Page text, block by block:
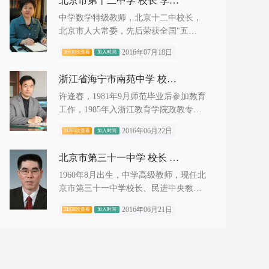
中学数学特级教师，北京十二中校长，
北京市人大常委，先后荣获全国"五
国"三八"红旗奖...
36618次查看 加入时间 2016年07月18日
浙江省海宁市南苑中学 校长 许逢春
许逢春，1981年9月师范毕业后参加教育
工作，1985年入浙江教育学院政教专业
任教。1990学年调入海宁市新...
31769次查看 加入时间 2016年06月22日
北京市第三十一中学 校长 张礼斌
1960年8月出生，中学高级教师，现任北
京市第三十一中学校长、民进中央教育
进西城区委主委、北京市政协...
31938次查看 加入时间 2016年06月21日